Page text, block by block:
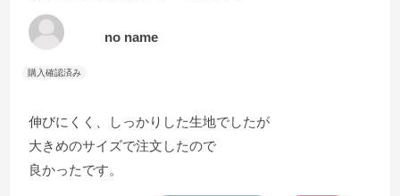
no name
伸びにくく、しっかりした生地でしたが
大きめのサイズで注文したので
良かったです。